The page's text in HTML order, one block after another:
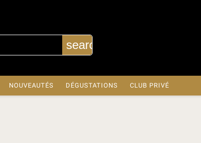
search
NOUVEAUTÉS DÉGUSTATIONS CLUB PRIVÉ